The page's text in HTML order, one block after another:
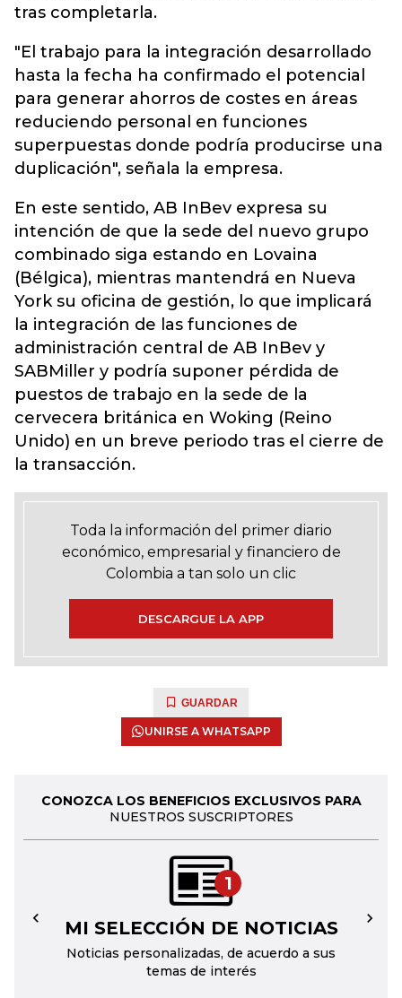
tras completarla.
"El trabajo para la integración desarrollado
hasta la fecha ha confirmado el potencial
para generar ahorros de costes en áreas
reduciendo personal en funciones
superpuestas donde podría producirse una
duplicación", señala la empresa.
En este sentido, AB InBev expresa su
intención de que la sede del nuevo grupo
combinado siga estando en Lovaina
(Bélgica), mientras mantendrá en Nueva
York su oficina de gestión, lo que implicará
la integración de las funciones de
administración central de AB InBev y
SABMiller y podría suponer pérdida de
puestos de trabajo en la sede de la
cervecera británica en Woking (Reino
Unido) en un breve periodo tras el cierre de
la transacción.
Toda la información del primer diario
económico, empresarial y financiero de
Colombia a tan solo un clic
DESCARGUE LA APP
GUARDAR
UNIRSE A WHATSAPP
CONOZCA LOS BENEFICIOS EXCLUSIVOS PARA
NUESTROS SUSCRIPTORES
1
MI SELECCIÓN DE NOTICIAS
Noticias personalizadas, de acuerdo a sus
temas de interés
← →